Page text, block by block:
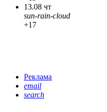
13.08 чт
sun-rain-cloud
+17
Реклама
email
search